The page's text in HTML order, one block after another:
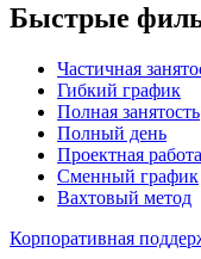
Быстрые
Частичная
Гибкий график
Полная занятость
Полный день
Проектная работа
Сменный график
Вахтовый метод
Корпоративная